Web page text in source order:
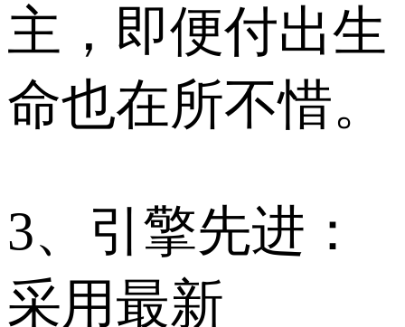
主，即便付出生
命也在所不惜。
3、引擎先进：
采用最新